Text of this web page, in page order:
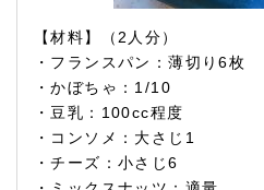
【材料】（2人分）
・フランスパン：薄切り6枚
・かぼちゃ：1/10
・豆乳：100cc程度
・コンソメ：大さじ1
・チーズ：小さじ6